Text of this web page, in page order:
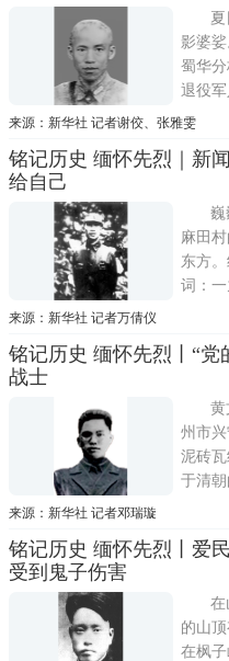
落漂
的熏陶
影婆
蜀华
退役
动在
将军
一)的
来源：新华社 记者谢佼、张雅雯
铭记历史 缅怀先烈｜新
给自己
巍
麻田
东方
词：
何云
1942
市上
来源：新华社 记者万倩仪
铭记历史 缅怀先烈丨“党
战士
黄
州市
泥砖
于清朝
不久
革命
兴宁
来源：新华社 记者邓瑞璇
铭记历史 缅怀先烈丨爱
受到鬼子伤害
在
的山
在枫